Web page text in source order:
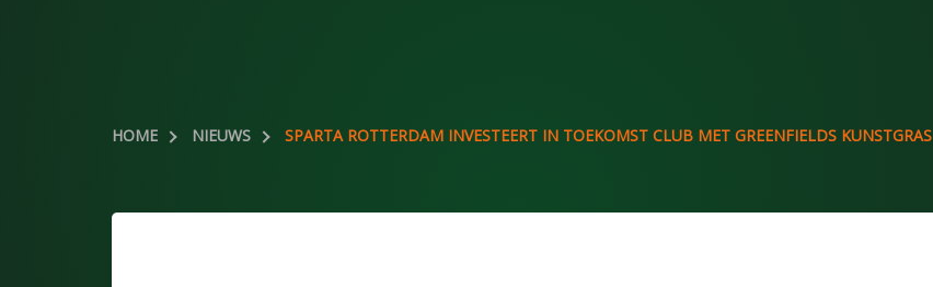
HOME NIEUWS SPARTA ROTTERDAM INVESTEERT IN TOEKOMST CLUB MET GREENFIELDS KUNSTGRAS